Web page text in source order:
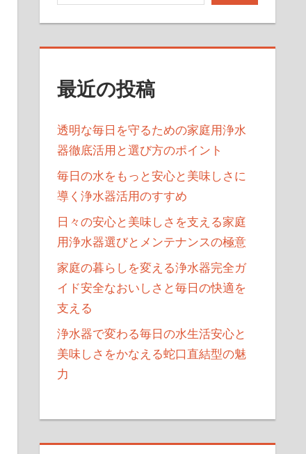
最近の投稿
透明な毎日を守るための家庭用浄水
器徹底活用と選び方のポイント
毎日の水をもっと安心と美味しさに
導く浄水器活用のすすめ
日々の安心と美味しさを支える家庭
用浄水器選びとメンテナンスの極意
家庭の暮らしを変える浄水器完全ガ
イド安全なおいしさと毎日の快適を
支える
浄水器で変わる毎日の水生活安心と
美味しさをかなえる蛇口直結型の魅
力